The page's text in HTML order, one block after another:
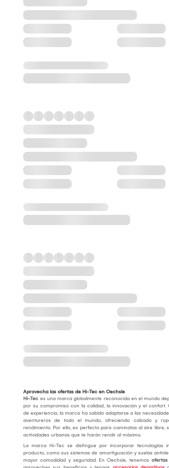
Aprovecha las ofertas de Hi-Tec en Oechsle
Hi-Tec es una marca globalmente reconocida en el mundo
por su compromiso con la calidad, la innovación y el confort.
de experiencia, la marca ha sabido adaptarse a las
aventureros de todo el mundo, ofreciendo calzado y
rendimiento. Por ello, es perfecto para caminatas al aire libre,
actividades urbanas que te harán rendir al máximo.
La marca Hi-Tec se distingue por incorporar tecnologías
producto, como sus sistemas de amortiguación y suelas
mayor comodidad y seguridad. En Oechsle, tenemos